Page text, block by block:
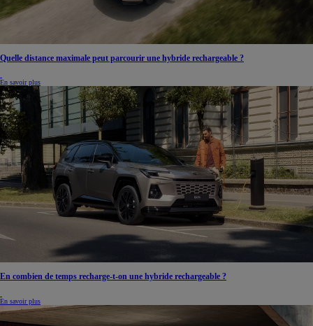
Quelle distance maximale peut parcourir une hybride rechargeable ?
En savoir plus
En combien de temps recharge-t-on une hybride rechargeable ?
En savoir plus